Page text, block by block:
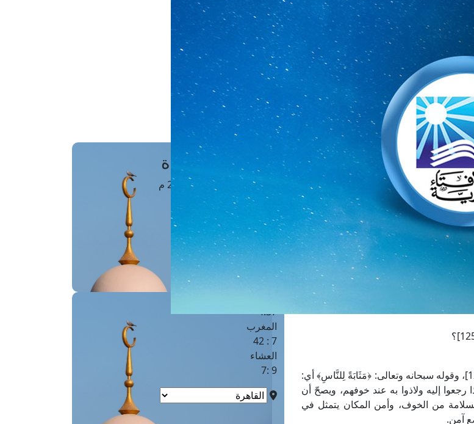
[الحج: 125]، وقوله سبحانه وتعالى: ﴿مَثَابَةً لِلنَّاسِ﴾ أي:
إليه ولاذوا به عند خوفهم، ويصحّ أن
من الخوف، وأمن المكان يتمثل في
آمن.
استعلام عن فتوى
حجز موعد
الفتوى الهاتفية
مَواقِيتُ الصَّـــلاة
القاهرة · 09 أغسطس 2026 م
4 :43
الشروق
6 :18
4:37
المغرب
7 : 42
العشاء
9 :7